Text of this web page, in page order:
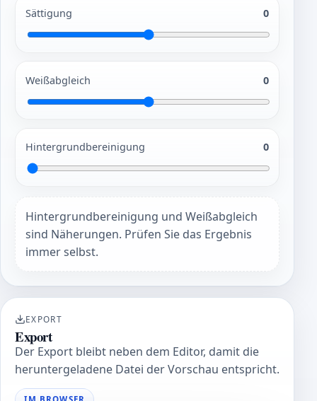
Sättigung 0
Weißabgleich 0
Hintergrundbereinigung 0
Hintergrundbereinigung und Weißabgleich
sind Näherungen. Prüfen Sie das Ergebnis
immer selbst.
EXPORT
Export
Der Export bleibt neben dem Editor, damit die
heruntergeladene Datei der Vorschau entspricht.